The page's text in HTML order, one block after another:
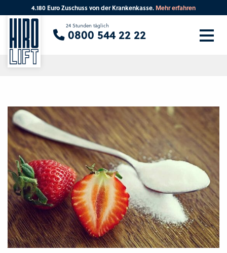
4.180 Euro Zuschuss von der Krankenkasse. Mehr erfahren
24 Stunden täglich
0800 544 22 22
Sie suchen eine Beratung vor Ort?
Ihre PLZ Beratung